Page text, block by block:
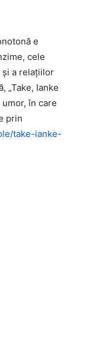
e
cele
şi a relaţiilor
„Take, Ianke
în care
prin
take-ianke-